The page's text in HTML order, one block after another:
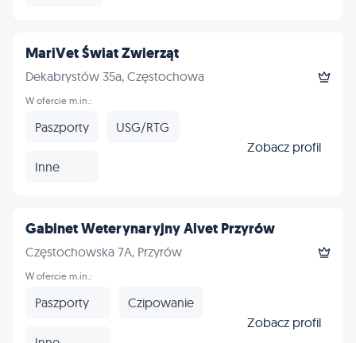
MariVet Świat Zwierząt
Dekabrystów 35a, Częstochowa
W ofercie m.in.:
Paszporty USG/RTG
Inne
Zobacz profil
Gabinet Weterynaryjny Alvet Przyrów
Częstochowska 7A, Przyrów
W ofercie m.in.:
Paszporty Czipowanie
Zobacz profil